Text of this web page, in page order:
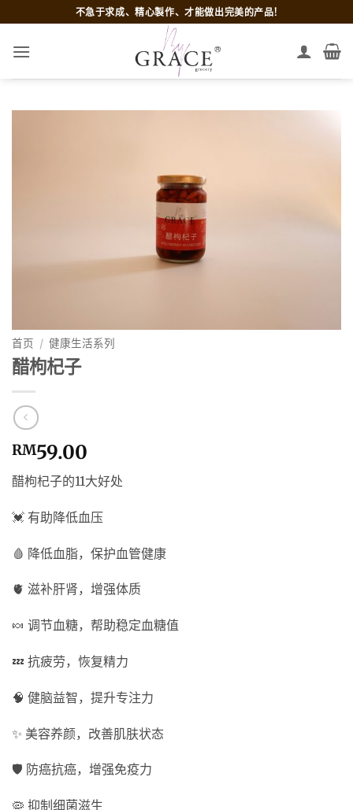
到
不急于求成、精心製作、才能做出完美的产品!
首页 / 健康生活系列
醋枸杞子
RM59.00
醋枸杞子的11大好处
💓 有助降低血压
🩸 降低血脂，保护血管健康
🫀 滋补肝肾，增强体质
🍬 调节血糖，帮助稳定血糖值
💤 抗疲劳，恢复精力
🧠 健脑益智，提升专注力
✨ 美容养颜，改善肌肤状态
🛡️ 防癌抗癌，增强免疫力
🦠 抑制细菌滋生